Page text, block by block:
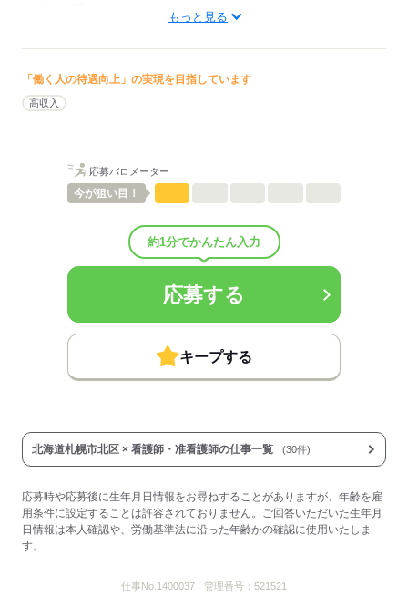
■賞与：2.5ヶ月/年
■賞与備考：なし
■退職金制度：有（勤続3年以上）
■試用期間の待遇変更有無：無
■試用期間中の労働条件：■その他福利厚生：
・人間ドックの職員＆家族割引有り
・通常の訪問診療では、事務員が運転業務を担います。
・将来的にオンコール対応の可能性有り
■その他手当：
・家族手当
・保育手当（月額保育料の60％にあたる額を支給）
屋内禁煙
応募する
もっと見る
「働く人の待遇向上」の実現を目指しています
高収入
応募バロメーター
今が狙い目！
約1分でかんたん入力
応募する
キープする
北海道札幌市北区 × 看護師・准看護師の仕事一覧 (30件)
応募時や応募後に生年月日情報をお尋ねすることがありますが、年齢を雇
用条件に設定することは許容されておりません。ご回答いただいた生年月
日情報は本人確認や、労働基準法に沿った年齢かの確認に使用いたしま
す。
仕事No. 1400037 管理番号： 521521